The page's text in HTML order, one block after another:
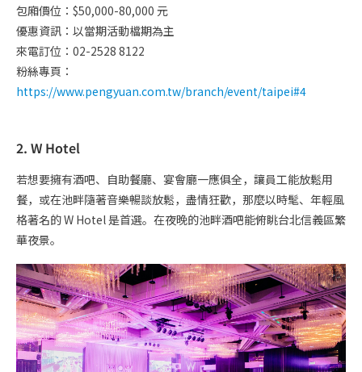
包廂價位：$50,000-80,000 元
優惠資訊： 以當期活動檔期為主
來電訂位：02-2528 8122
粉絲專頁：
https://www.pengyuan.com.tw/branch/event/taipei#4
2. W Hotel
若想要擁有酒吧、自助餐廳、宴會廳一應俱全，讓員工能放鬆用
餐，或在池畔隨著音樂暢談放鬆，盡情狂歡，那麼以時髦、年輕風
格著名的 W Hotel 是首選。在夜晚的池畔酒吧能俯眺台北信義區繁
華夜景。